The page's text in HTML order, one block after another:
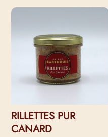
4,00 €
à
5,50 €
RILLETTES PUR
CANARD